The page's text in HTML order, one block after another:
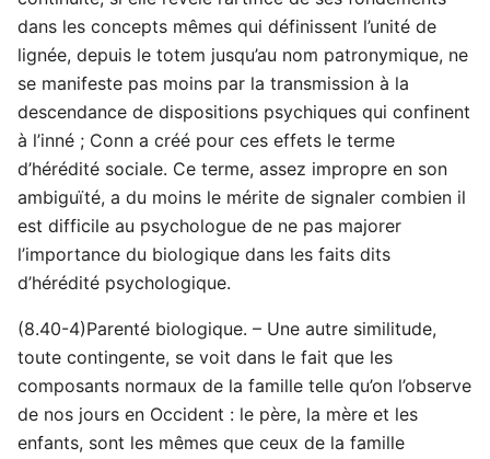
dans les concepts mêmes qui définissent l’unité de
lignée, depuis le totem jusqu’au nom patronymique, ne
se manifeste pas moins par la transmission à la
descendance de dispositions psychiques qui confinent
à l’inné ; Conn a créé pour ces effets le terme
d’hérédité sociale. Ce terme, assez impropre en son
ambiguïté, a du moins le mérite de signaler combien il
est difficile au psychologue de ne pas majorer
l’importance du biologique dans les faits dits
d’hérédité psychologique.
(8.40-4)Parenté biologique. – Une autre similitude,
toute contingente, se voit dans le fait que les
composants normaux de la famille telle qu’on l’observe
de nos jours en Occident : le père, la mère et les
enfants, sont les mêmes que ceux de la famille